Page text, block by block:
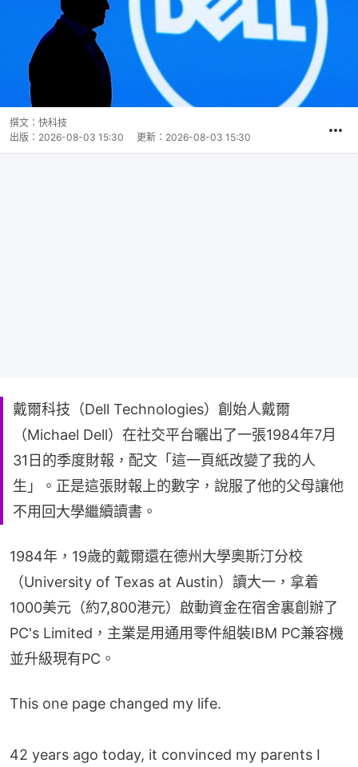
撰文： 快科技
出版： 2026-08-03 15:30 更新： 2026-08-03 15:30
戴爾科技（Dell Technologies）創始人戴爾
（Michael Dell）在社交平台曬出了一張1984年7月
31日的季度財報，配文「這一頁紙改變了我的人
生」。正是這張財報上的數字，說服了他的父母讓他
不用回大學繼續讀書。
1984年，19歲的戴爾還在德州大學奧斯汀分校
（University of Texas at Austin）讀大一，拿着
1000美元（約7,800港元）啟動資金在宿舍裏創辦了
PC's Limited，主業是用通用零件組裝IBM PC兼容機
並升級現有PC。
This one page changed my life.
42 years ago today, it convinced my parents I